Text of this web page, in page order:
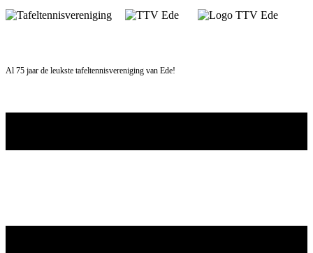
Skip
to
Al 75 jaar de leukste tafeltennisvereniging van Ede!